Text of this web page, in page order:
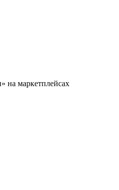
на маркетплейсах